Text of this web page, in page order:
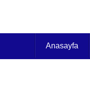
Anasayfa